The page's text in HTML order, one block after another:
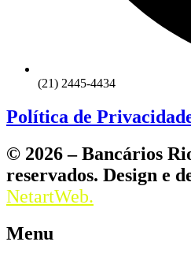
(21) 2445-4434
Política de
© 2026 – Bancários
reservados. Design e
NetartWeb.
Menu